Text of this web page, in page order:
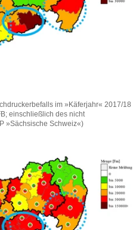
im »Käferjahr« 2017/18
einschließlich des nicht
»Sächsische Schweiz«)